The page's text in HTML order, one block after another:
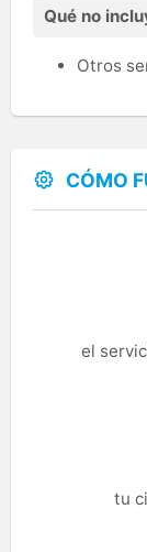
Qué no
Otros
CÓMO
el
tu